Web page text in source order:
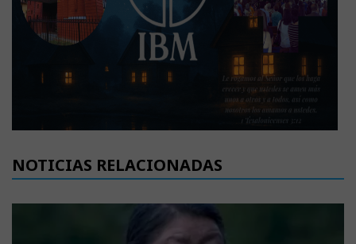
NOTICIAS RELACIONADAS